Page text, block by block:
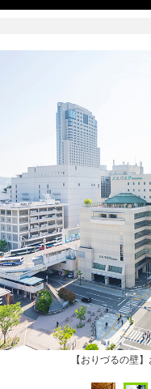
12 階【おりづる広